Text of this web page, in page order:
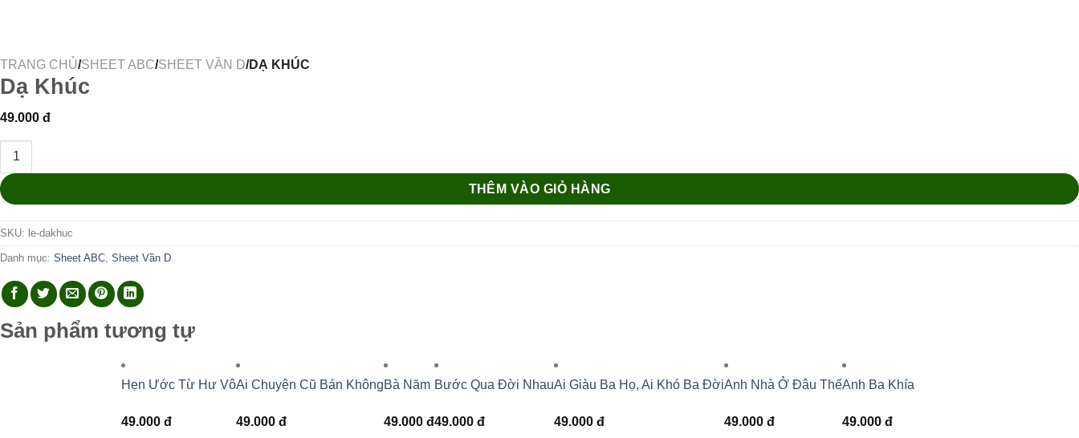
TRANG CHỦ/SHEET ABC/SHEET VẦN D/DẠ KHÚC
Dạ Khúc
49.000 đ
Dạ Khúc số lượng
THÊM VÀO GIỎ HÀNG
SKU: le-dakhuc
Danh mục: Sheet ABC, Sheet Vần D
Sản phẩm tương tự
Hẹn Ước Từ Hư Vô
49.000 đ
Ai Chuyện Cũ Bán Không
49.000 đ
Bà Năm
49.000 đ
Bước Qua Đời Nhau
49.000 đ
Ai Giàu Ba Họ, Ai Khó Ba Đời
49.000 đ
Anh Nhà Ở Đâu Thế
49.000 đ
Anh Ba Khía
49.000 đ